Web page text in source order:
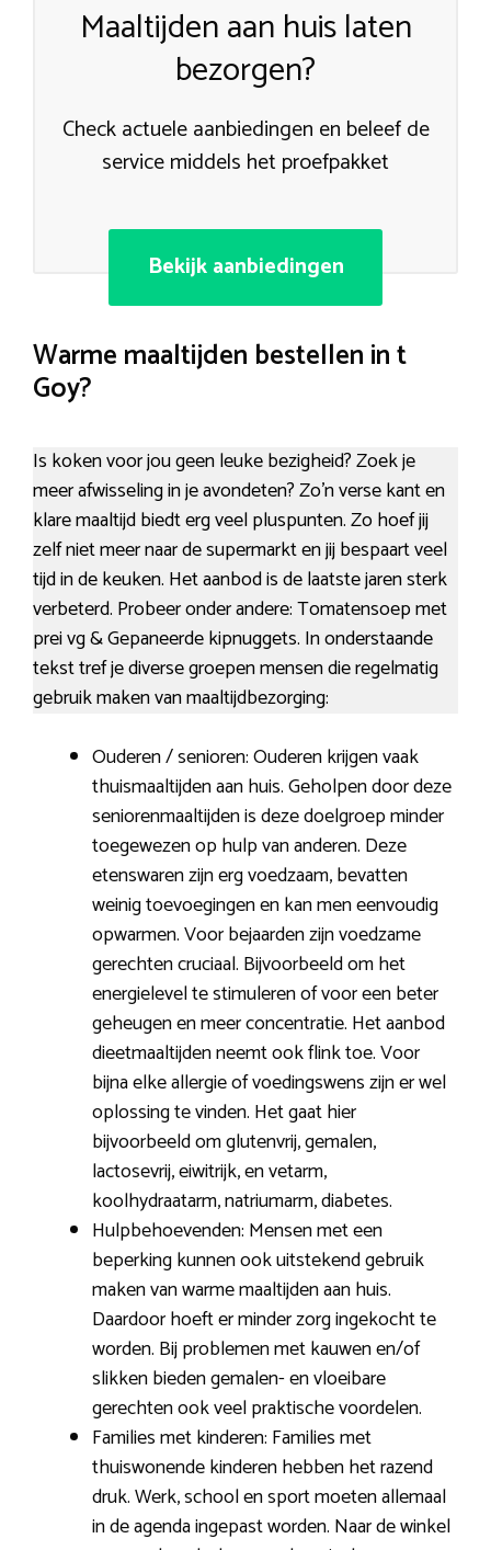
Maaltijden aan huis laten
bezorgen?
Check actuele aanbiedingen en beleef de
service middels het proefpakket
Bekijk aanbiedingen
Warme maaltijden bestellen in t
Goy?
Is koken voor jou geen leuke bezigheid? Zoek je
meer afwisseling in je avondeten? Zo’n verse kant en
klare maaltijd biedt erg veel pluspunten. Zo hoef jij
zelf niet meer naar de supermarkt en jij bespaart veel
tijd in de keuken. Het aanbod is de laatste jaren sterk
verbeterd. Probeer onder andere: Tomatensoep met
prei vg & Gepaneerde kipnuggets. In onderstaande
tekst tref je diverse groepen mensen die regelmatig
gebruik maken van maaltijdbezorging:
Ouderen / senioren: Ouderen krijgen vaak
thuismaaltijden aan huis. Geholpen door deze
seniorenmaaltijden is deze doelgroep minder
toegewezen op hulp van anderen. Deze
etenswaren zijn erg voedzaam, bevatten
weinig toevoegingen en kan men eenvoudig
opwarmen. Voor bejaarden zijn voedzame
gerechten cruciaal. Bijvoorbeeld om het
energielevel te stimuleren of voor een beter
geheugen en meer concentratie. Het aanbod
dieetmaaltijden neemt ook flink toe. Voor
bijna elke allergie of voedingswens zijn er wel
oplossing te vinden. Het gaat hier
bijvoorbeeld om glutenvrij, gemalen,
lactosevrij, eiwitrijk, en vetarm,
koolhydraatarm, natriumarm, diabetes.
Hulpbehoevenden: Mensen met een
beperking kunnen ook uitstekend gebruik
maken van warme maaltijden aan huis.
Daardoor hoeft er minder zorg ingekocht te
worden. Bij problemen met kauwen en/of
slikken bieden gemalen- en vloeibare
gerechten ook veel praktische voordelen.
Families met kinderen: Families met
thuiswonende kinderen hebben het razend
druk. Werk, school en sport moeten allemaal
in de agenda ingepast worden. Naar de winkel